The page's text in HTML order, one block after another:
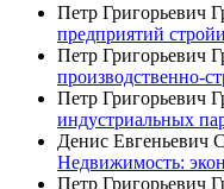
Петр Григорьевич
предприятий
Петр Григорьевич
производственно-
Петр Григорьевич
индустриальных
Денис Евгеньевич
Недвижимость:
Петр Григорьевич